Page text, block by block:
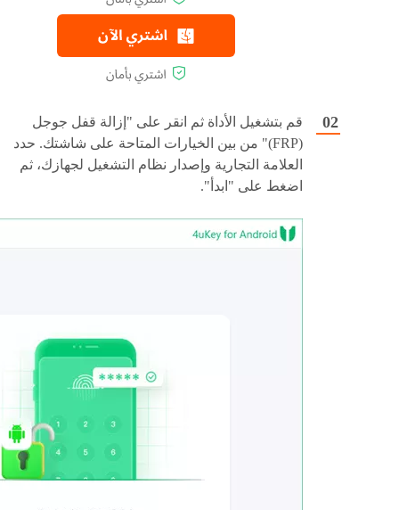
قم بتشغيل الأداة ثم انقر على "إزالة قفل جوجل
(FRP)" من بين الخيارات المتاحة على شاشتك. حدد
العلامة التجارية وإصدار نظام التشغيل لجهازك، ثم
اضغط على "ابدأ".